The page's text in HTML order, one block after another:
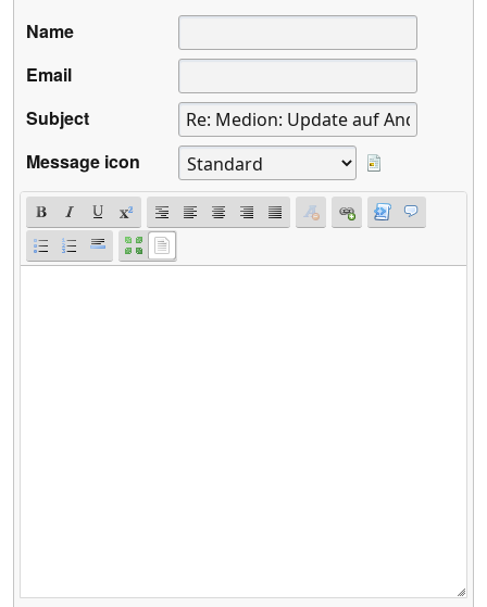
Name
Email
Subject
Message icon